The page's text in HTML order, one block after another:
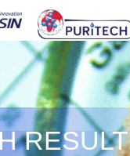
RESULT